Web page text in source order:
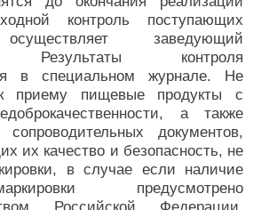
контроль поступающих
заведующий
Результаты контроля
в специальном журнале. Не
приему пищевые продукты с
а также
документов,
их качество и безопасность, не
в случае если наличие
предусмотрено
Российской Федерации.